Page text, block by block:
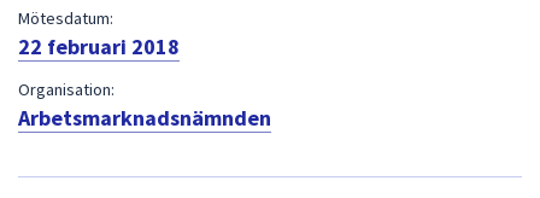
Mötesdatum:
22 februari 2018
Organisation:
Arbetsmarknadsnämnden